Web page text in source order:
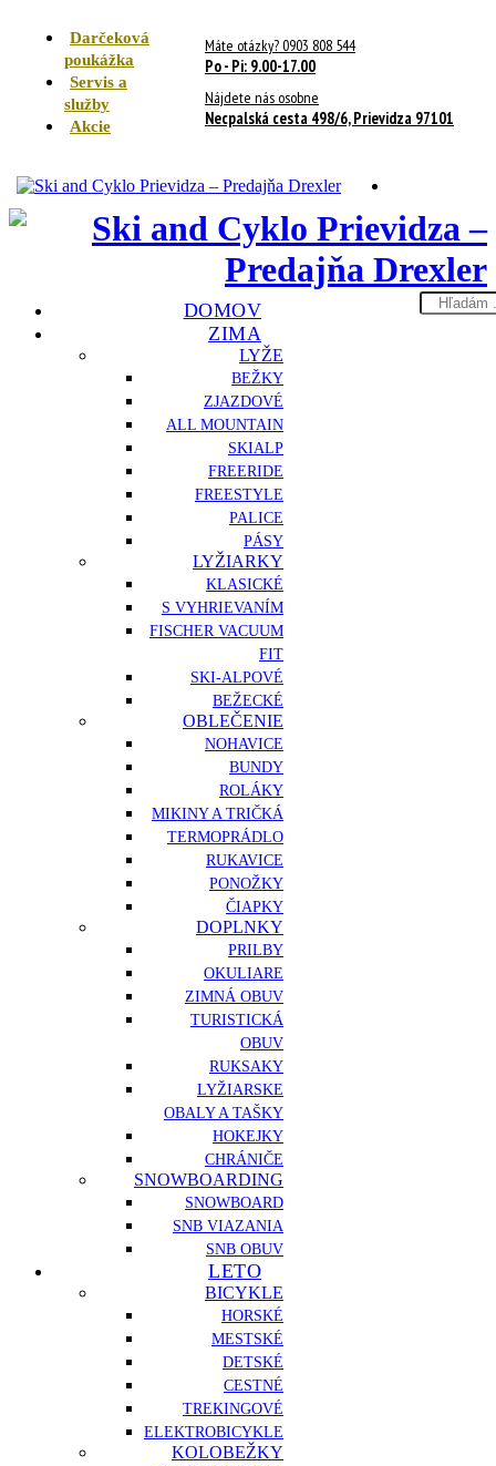
Darčeková
poukážka
Servis a
služby
Akcie
Máte otázky? 0903 808 544
Po - Pi: 9.00-17.00
Nájdete nás osobne
Necpalská cesta 498/6, Prievidza 97101
DOMOV
ZIMA
LYŽE
BEŽKY
ZJAZDOVÉ
ALL MOUNTAIN
SKIALP
FREERIDE
FREESTYLE
PALICE
PÁSY
LYŽIARKY
KLASICKÉ
S VYHRIEVANÍM
FISCHER VACUUM
FIT
SKI-ALPOVÉ
BEŽECKÉ
OBLEČENIE
NOHAVICE
BUNDY
ROLÁKY
MIKINY A TRIČKÁ
TERMOPRÁDLO
RUKAVICE
PONOŽKY
ČIAPKY
DOPLNKY
PRILBY
OKULIARE
ZIMNÁ OBUV
TURISTICKÁ
OBUV
RUKSAKY
LYŽIARSKE
OBALY A TAŠKY
HOKEJKY
CHRÁNIČE
SNOWBOARDING
SNOWBOARD
SNB VIAZANIA
SNB OBUV
LETO
BICYKLE
HORSKÉ
MESTSKÉ
DETSKÉ
CESTNÉ
TREKINGOVÉ
ELEKTROBICYKLE
KOLOBEŽKY
Search
here